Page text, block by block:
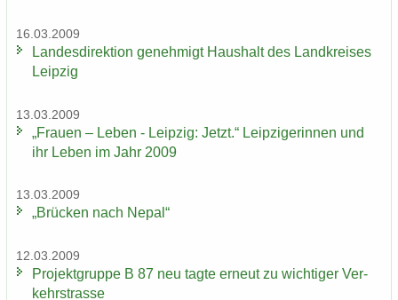
16.03.2009
Lan­des­di­rek­ti­on ge­neh­migt Haus­halt des Land­krei­ses
Leip­zig
13.03.2009
„Frau­en – Leben - Leip­zig: Jetzt.“ Leip­zi­ge­rin­nen und
ihr Leben im Jahr 2009
13.03.2009
„Brü­cken nach Nepal“
12.03.2009
Pro­jekt­grup­pe B 87 neu tagte er­neut zu wich­ti­ger Ver­
kehrs­tras­se